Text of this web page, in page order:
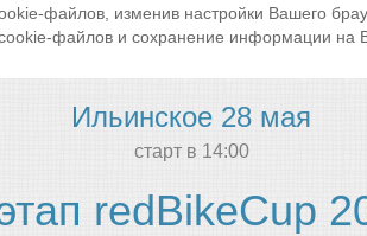
файлов, изменив настройки Вашего
файлов и сохранение информации на
Ильинское 28 мая
cтарт в 14:00
redBikeCup